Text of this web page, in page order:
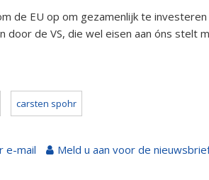
de EU op om gezamenlijk te
door de VS, die wel eisen aan óns stelt
carsten spohr
e-mail Meld u aan voor de